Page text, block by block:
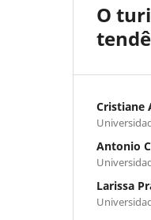
O
Cristiane
Antonio
Larissa